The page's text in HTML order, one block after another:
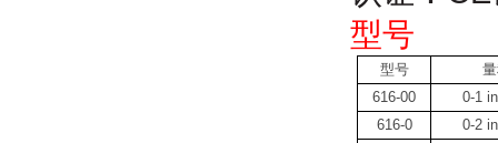
型号
型号
616-00
0-1
616-0
0-2